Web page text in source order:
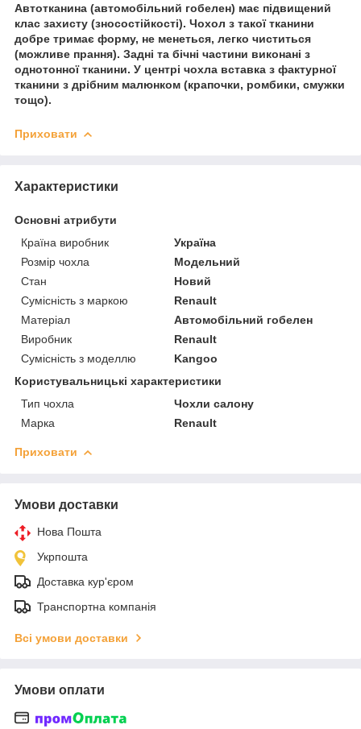
Автотканина (автомобільний гобелен) має підвищений
клас захисту (зносостійкості). Чохол з такої тканини
добре тримає форму, не менеться, легко чиститься
(можливе прання). Задні та бічні частини виконані з
однотонної тканини. У центрі чохла вставка з фактурної
тканини з дрібним малюнком (крапочки, ромбики, смужки
тощо).
Приховати
Характеристики
Основні атрибути
Країна виробник
Україна
Розмір чохла
Модельний
Стан
Новий
Сумісність з маркою
Renault
Матеріал
Автомобільний гобелен
Виробник
Renault
Сумісність з моделлю
Kangoo
Користувальницькі характеристики
Тип чохла
Чохли салону
Марка
Renault
Приховати
Умови доставки
Нова Пошта
Укрпошта
Доставка кур'єром
Транспортна компанія
Всі умови доставки
Умови оплати